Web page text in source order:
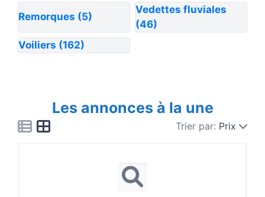
Remorques (5)
Vedettes fluviales
(46)
Voiliers (162)
Les annonces à la une
Trier par: Prix